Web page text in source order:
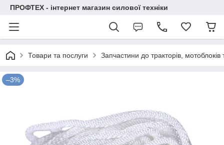
ПРОФТЕХ - інтернет магазин силової техніки
Товари та послуги Запчастини до тракторів,
–3%